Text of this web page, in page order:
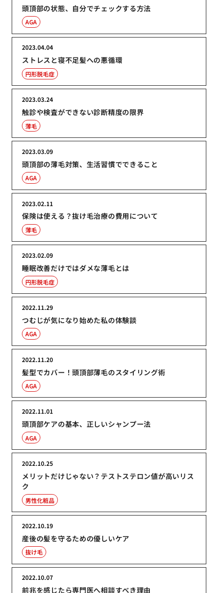
頭頂部の状態、自分でチェックする方法
AGA
ストレスと寝不足髪への悪循環
2023.04.04
円形脱毛症
触診や検査ができない診断精度の限界
2023.03.24
薄毛
頭頂部の薄毛対策、生活習慣でできること
2023.03.09
AGA
保険は使える？抜け毛治療の費用について
2023.02.11
薄毛
睡眠改善だけではダメな薄毛とは
2023.02.09
円形脱毛症
つむじが気になり始めた私の体験談
2022.11.29
AGA
髪型でカバー！頭頂部薄毛のスタイリング術
2022.11.20
AGA
頭頂部ケアの基本、正しいシャンプー法
2022.11.01
AGA
メリットだけじゃない？テストステロン値が高いリス
ク
2022.10.25
男性化粧品
産後の髪を守るための優しいケア
2022.10.19
抜け毛
前兆を感じたら専門医へ相談すべき理由
2022.10.07